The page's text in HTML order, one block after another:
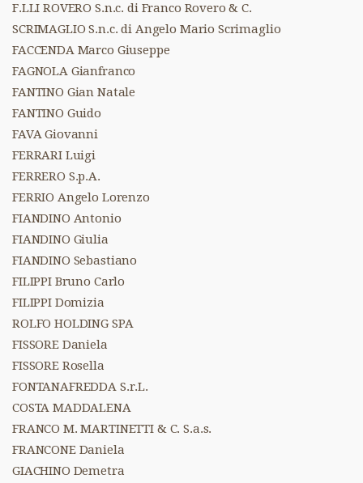
F.LLI ROVERO S.n.c. di Franco Rovero & C.
SCRIMAGLIO S.n.c. di Angelo Mario Scrimaglio
FACCENDA Marco Giuseppe
FAGNOLA Gianfranco
FANTINO Gian Natale
FANTINO Guido
FAVA Giovanni
FERRARI Luigi
FERRERO S.p.A.
FERRIO Angelo Lorenzo
FIANDINO Antonio
FIANDINO Giulia
FIANDINO Sebastiano
FILIPPI Bruno Carlo
FILIPPI Domizia
ROLFO HOLDING SPA
FISSORE Daniela
FISSORE Rosella
FONTANAFREDDA S.r.L.
COSTA MADDALENA
FRANCO M. MARTINETTI & C. S.a.s.
FRANCONE Daniela
GIACHINO Demetra